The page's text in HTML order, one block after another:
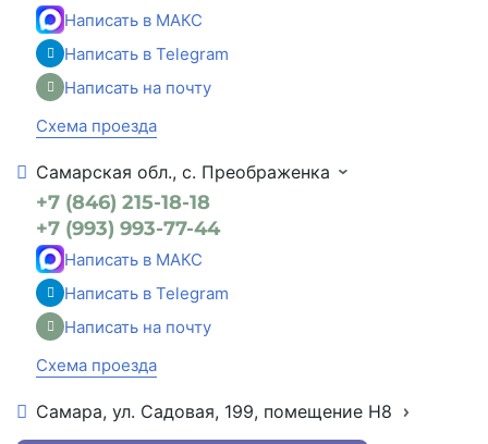
Написать в МАКС
Написать в Telegram
Написать на почту
Схема проезда
Самарская обл., с. Преображенка
+7 (846) 215-18-18
+7 (993) 993-77-44
Написать в МАКС
Написать в Telegram
Написать на почту
Схема проезда
Самара, ул. Садовая, 199, помещение Н8